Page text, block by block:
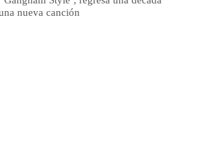
nueva canción